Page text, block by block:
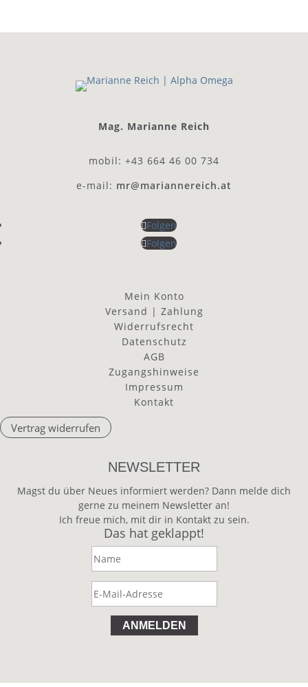
Mag. Marianne Reich
mobil: +43 664 46 00 734
e-mail: mr@mariannereich.at
Folgen
Folgen
Mein Konto
Versand | Zahlung
Widerrufsrecht
Datenschutz
AGB
Zugangshinweise
Impressum
Kontakt
Vertrag widerrufen
NEWSLETTER
Magst du über Neues informiert werden? Dann melde dich
gerne zu meinem Newsletter an!
Ich freue mich, mit dir in Kontakt zu sein.
Das hat geklappt!
ANMELDEN